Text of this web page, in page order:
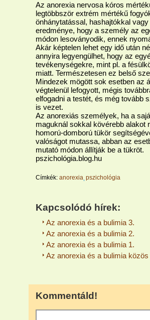
Az anorexia nervosa kóros
legtöbbször extrém mértékű
önhánytatással, hashajtókkal
eredménye, hogy a személy az
módon lesoványodik, ennek
Akár képtelen lehet egy idő után
annyira legyengülhet, hogy az
tevékenységekre, mint pl. a
miatt. Természetesen ez belső
Mindezek mögött sok esetben az
végtelenül lefogyott, mégis
elfogadni a testét, és még tovább
is vezet.
Az anorexiás személyek, ha a
maguknál sokkal kövérebb alakot
homorú-domború tükör
valóságot mutassa, abban az
mutató módon állítják be a tükröt.
pszichológia.blog.hu
Címkék: anorexia pszichológia
Kapcsolódó hírek:
Az anorexia és a bulimia 3.
Az anorexia és a bulimia 2.
Az anorexia és a bulimia 1.
Az anorexia és a bulimia
Kommentáld!